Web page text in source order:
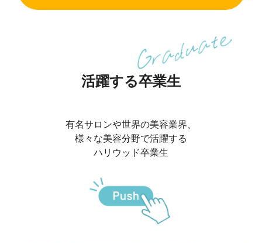
活躍する卒業⽣
有名サロンや世界の美容業界、
様々な美容分野で活躍する
ハリウッド卒業生